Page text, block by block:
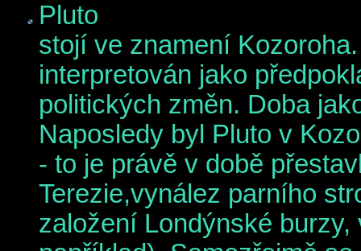
Pluto
stojí ve znamení
interpretován jako
politických změn. Doba
Naposledy byl Pluto v
- to je právě v době
Terezie,vynález parního
založení Londýnské